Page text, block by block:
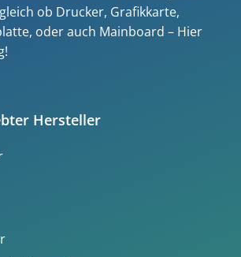
ob Drucker, Grafikkarte,
oder auch Mainboard – Hier
Hersteller